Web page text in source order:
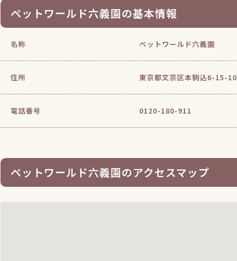
ペットワールド六義園の基本情報
名称 ペットワールド六義園
住所 東京都文京区本駒込6-15-10
電話番号 0120-180-911
ペットワールド六義園のアクセスマップ